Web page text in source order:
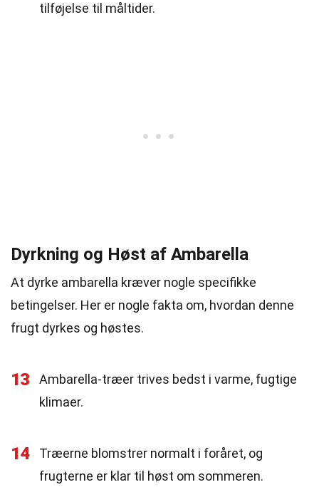
tilføjelse til måltider.
Dyrkning og Høst af Ambarella
At dyrke ambarella kræver nogle specifikke
betingelser. Her er nogle fakta om, hvordan denne
frugt dyrkes og høstes.
13
Ambarella-træer trives bedst i varme, fugtige
klimaer.
14
Træerne blomstrer normalt i foråret, og
frugterne er klar til høst om sommeren.